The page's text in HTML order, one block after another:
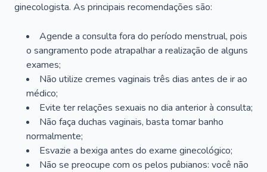
ginecologista. As principais recomendações são:
Agende a consulta fora do período menstrual, pois
o sangramento pode atrapalhar a realização de alguns
exames;
Não utilize cremes vaginais três dias antes de ir ao
médico;
Evite ter relações sexuais no dia anterior à consulta;
Não faça duchas vaginais, basta tomar banho
normalmente;
Esvazie a bexiga antes do exame ginecológico;
Não se preocupe com os pelos pubianos: você não